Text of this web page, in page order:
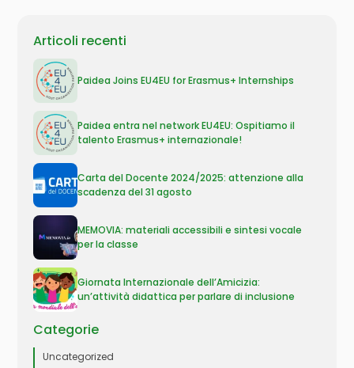
Articoli recenti
Paidea Joins EU4EU for Erasmus+ Internships
Paidea entra nel network EU4EU: Ospitiamo il
talento Erasmus+ internazionale!
Carta del Docente 2024/2025: attenzione alla
scadenza del 31 agosto
MEMOVIA: materiali accessibili e sintesi vocale
per la classe
Giornata Internazionale dell’Amicizia:
un’attività didattica per parlare di inclusione
Categorie
Uncategorized